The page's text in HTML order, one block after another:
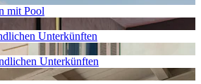
mit Pool
Unterkünften
Unterkünften